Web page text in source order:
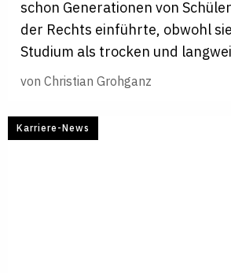
schon Generationen von
der Rechts einführte, obwohl
Studium als trocken und
von Christian Grohganz
Karriere-News